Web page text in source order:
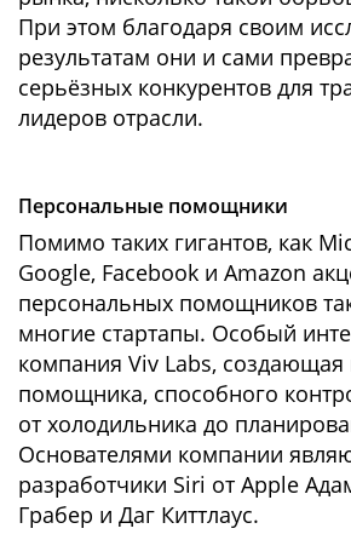
При этом благодаря своим
результатам они и сами
серьёзных конкурентов для
лидеров отрасли.
Персональные помощники
Помимо таких гигантов, как
Google, Facebook и Amazon
персональных помощников
многие стартапы. Особый
компания Viv Labs, создающая
помощника, способного
от холодильника до
Основателями компании
разработчики Siri от Apple
Грабер и Даг Киттлаус.